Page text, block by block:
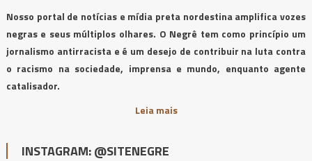
Nosso portal de notícias e mídia preta nordestina amplifica vozes
negras e seus múltiplos olhares. O Negrê tem como princípio um
jornalismo antirracista e é um desejo de contribuir na luta contra
o racismo na sociedade, imprensa e mundo, enquanto agente
catalisador.
Leia mais
INSTAGRAM: @SITENEGRE